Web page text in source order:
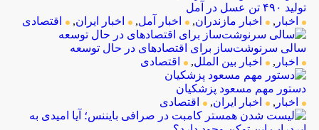
تولید ۴۹۰ تن عسل در آمل
اخبار , اخبار مازندران, اخبار آمل, اخبار ایران, اقتصادی
سالی سرنوشت‌ساز برای اقتصادهای در حال توسعه
اخبار , اخبار بین الملل, اقتصادی
دستور مهم مسعود پزشکیان
اخبار , اخبار ایران, اقتصادی